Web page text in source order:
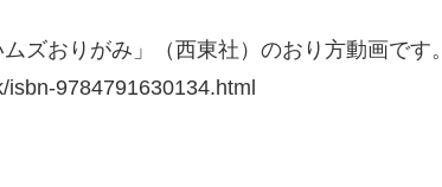
ズおりがみ」（西東社）のおり方動画です。
9784791630134.html